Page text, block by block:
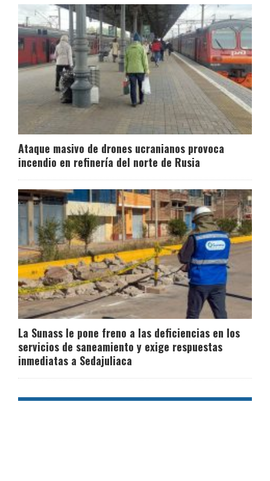
Ataque masivo de drones ucranianos provoca
incendio en refinería del norte de Rusia
La Sunass le pone freno a las deficiencias en los
servicios de saneamiento y exige respuestas
inmediatas a Sedajuliaca